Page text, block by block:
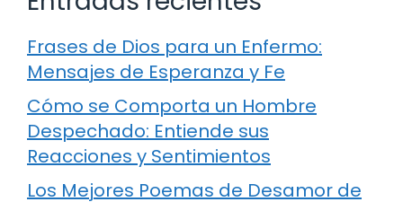
Frases de Dios para un Enfermo:
Mensajes de Esperanza y Fe
Cómo se Comporta un Hombre
Despechado: Entiende sus
Reacciones y Sentimientos
Los Mejores Poemas de Desamor de